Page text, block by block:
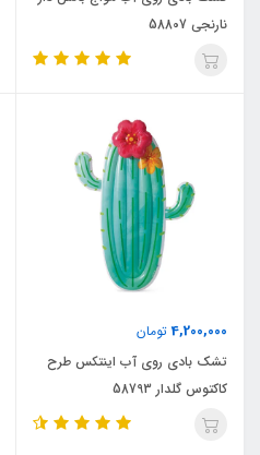
نارنجی 58807
4,200,000تومان
تشک بادی روی آب اینتکس طرح
کاکتوس گلدار 58793